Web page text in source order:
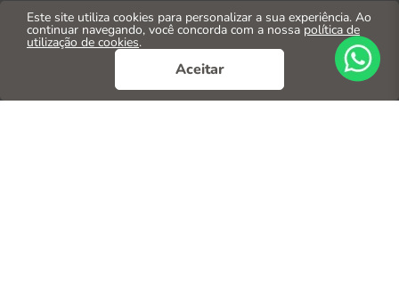
Este site utiliza cookies para personalizar a sua experiência. Ao
continuar navegando, você concorda com a nossapolítica de
utilização de cookies.
Aceitar
Minha Conta
Formas de Pagamento